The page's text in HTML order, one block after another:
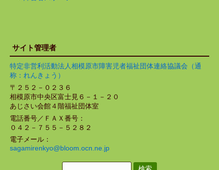
サイト管理者
特定非営利活動法人相模原市障害児者福祉団体連絡協議会（通
称：れんきょう）
〒２５２－０２３６
相模原市中央区富士見６－１－２０
あじさい会館４階福祉団体室
電話番号／ＦＡＸ番号：
０４２－７５５－５２８２
電子メール：
sagamirenkyo@bloom.ocn.ne.jp
検